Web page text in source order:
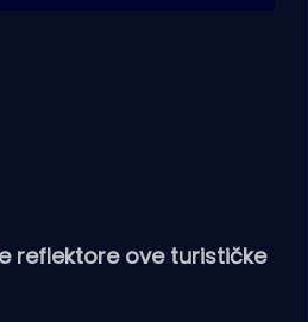
reflektore ove turističke